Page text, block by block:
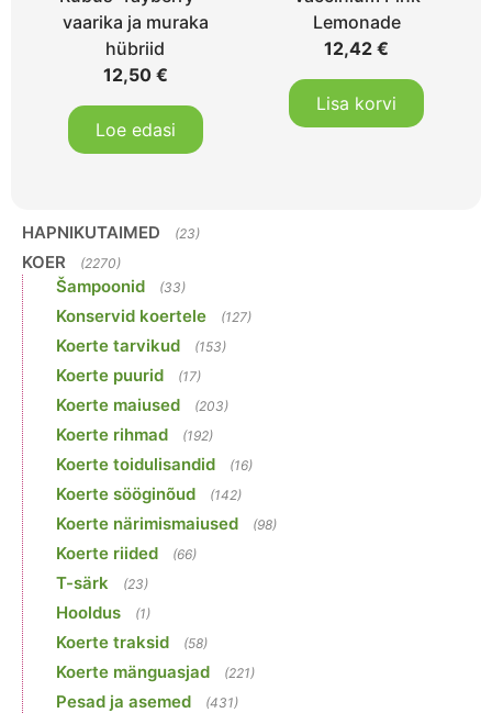
vaarika ja muraka
hübriid
12,50 €
Loe edasi
Lemonade
12,42€
Lisa korvi
HAPNIKUTAIMED (23)
KOER (2270)
Šampoonid (33)
Konservid koertele (127)
Koerte tarvikud (153)
Koerte puurid (17)
Koerte maiused (203)
Koerte rihmad (192)
Koerte toidulisandid (16)
Koerte sööginõud (142)
Koerte närimismaiused (98)
Koerte riided (66)
T-särk (23)
Hooldus (1)
Koerte traksid (58)
Koerte mänguasjad (221)
Pesad ja asemed (431)